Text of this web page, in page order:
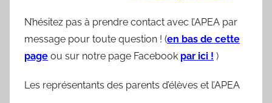
N’hésitez pas à prendre contact avec l’APEA par
message pour toute question ! (en bas de cette
page ou sur notre page Facebook par ici ! )
Les représentants des parents d’élèves et l’APEA